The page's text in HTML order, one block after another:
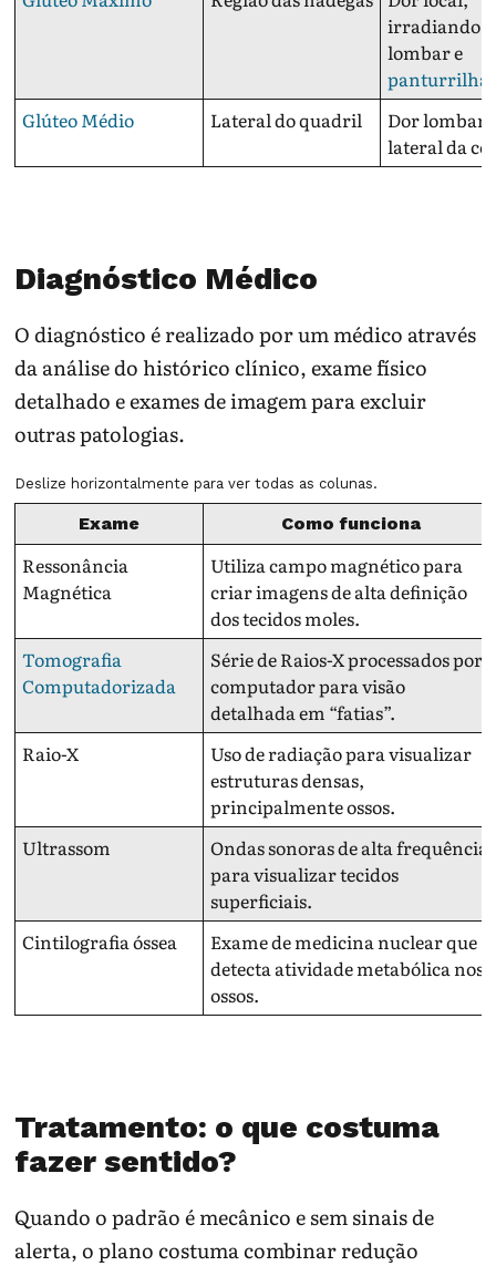
irradiando
lombar e
panturrilha
Glúteo Médio
Lateral do quadril
Dor lombar
lateral da
Diagnóstico Médico
O diagnóstico é realizado por um médico através
da análise do histórico clínico, exame físico
detalhado e exames de imagem para excluir
outras patologias.
Deslize horizontalmente para ver todas as colunas.
Exame Como funciona
Ressonância
Magnética
Utiliza campo magnético para
criar imagens de alta definição
dos tecidos moles.
Tomografia
Computadorizada
Série de Raios-X processados por
computador para visão
detalhada em “fatias”.
Raio-X
Uso de radiação para visualizar
estruturas densas,
principalmente ossos.
Ultrassom
Ondas sonoras de alta frequência
para visualizar tecidos
superficiais.
Cintilografia óssea
Exame de medicina nuclear que
detecta atividade metabólica nos
ossos.
Tratamento: o que costuma
fazer sentido?
Quando o padrão é mecânico e sem sinais de
alerta, o plano costuma combinar redução